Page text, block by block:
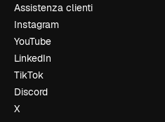
Assistenza clienti
Instagram
YouTube
LinkedIn
TikTok
Discord
X